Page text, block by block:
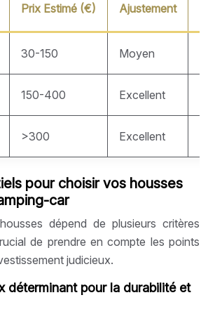
Prix Estimé (€) Ajustement
30-150 Moyen
150-400 Excellent
>300 Excellent
pour choisir vos housses
car
dépend de plusieurs critères
de prendre en compte les points
judicieux.
déterminant pour la durabilité et